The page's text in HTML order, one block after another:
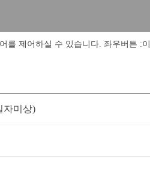
를 제어하실 수 있습니다. 좌우버튼 :
자미상)